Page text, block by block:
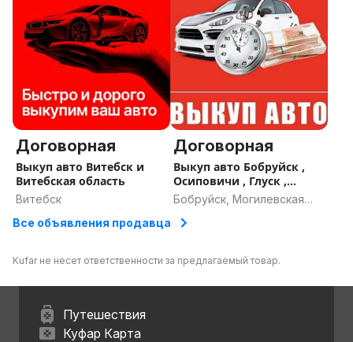
Договорная
Выкуп авто Витебск и
Витебская область
Витебск
Договорная
Выкуп авто Бобруйск ,
Осиповичи , Глуск ,
Кличев , Рогачев
Бобруйск, Могилевская
Все объявления продавца
Kufar не несет ответственности за предлагаемый товар.
Путешествия
Куфар Карта